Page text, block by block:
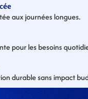
aux journées longues.
pour les besoins
durable sans impact